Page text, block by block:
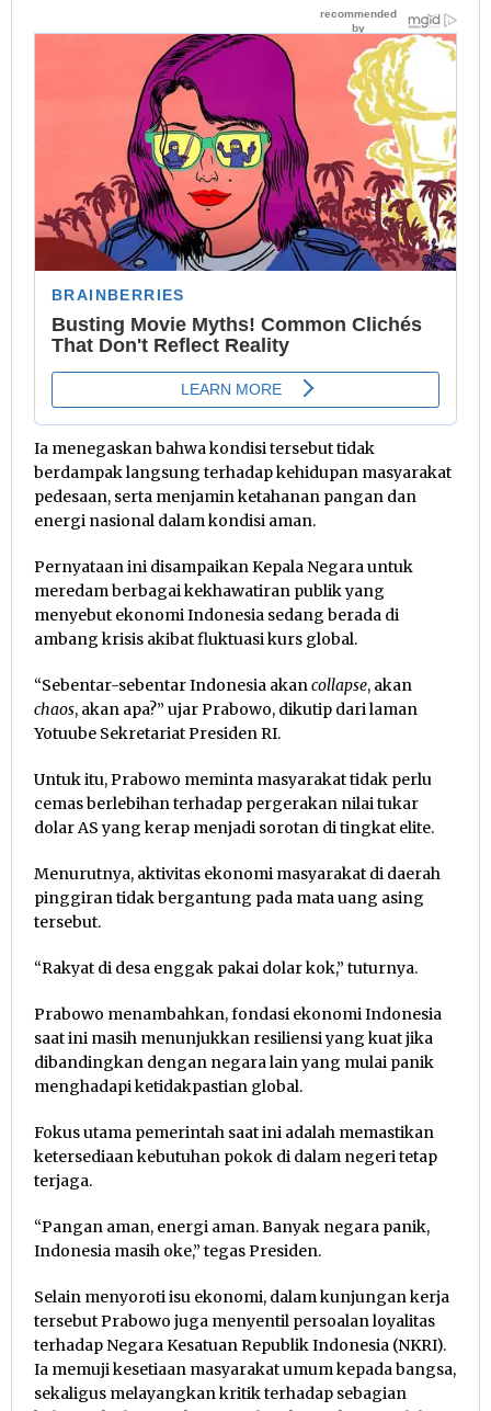
Ia menegaskan bahwa kondisi tersebut tidak
berdampak langsung terhadap kehidupan masyarakat
pedesaan, serta menjamin ketahanan pangan dan
energi nasional dalam kondisi aman.
Pernyataan ini disampaikan Kepala Negara untuk
meredam berbagai kekhawatiran publik yang
menyebut ekonomi Indonesia sedang berada di
ambang krisis akibat fluktuasi kurs global.
“Sebentar-sebentar Indonesia akancollapse, akan
chaos, akan apa?” ujar Prabowo, dikutip dari laman
Yotuube Sekretariat Presiden RI.
Untuk itu, Prabowo meminta masyarakat tidak perlu
cemas berlebihan terhadap pergerakan nilai tukar
dolar AS yang kerap menjadi sorotan di tingkat elite.
Menurutnya, aktivitas ekonomi masyarakat di daerah
pinggiran tidak bergantung pada mata uang asing
tersebut.
“Rakyat di desa enggak pakai dolar kok,” tuturnya.
Prabowo menambahkan, fondasi ekonomi Indonesia
saat ini masih menunjukkan resiliensi yang kuat jika
dibandingkan dengan negara lain yang mulai panik
menghadapi ketidakpastian global.
Fokus utama pemerintah saat ini adalah memastikan
ketersediaan kebutuhan pokok di dalam negeri tetap
terjaga.
“Pangan aman, energi aman. Banyak negara panik,
Indonesia masih oke,” tegas Presiden.
Selain menyoroti isu ekonomi, dalam kunjungan kerja
tersebut Prabowo juga menyentil persoalan loyalitas
terhadap Negara Kesatuan Republik Indonesia (NKRI).
Ia memuji kesetiaan masyarakat umum kepada bangsa,
sekaligus melayangkan kritik terhadap sebagian